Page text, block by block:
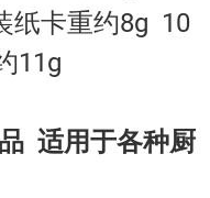
纸卡重约8g 10
11g
适用于各种厨